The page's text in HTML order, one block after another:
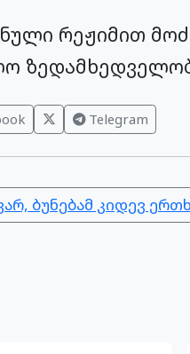
რეჟიმით
Telegram
ბუნებამ კიდევ